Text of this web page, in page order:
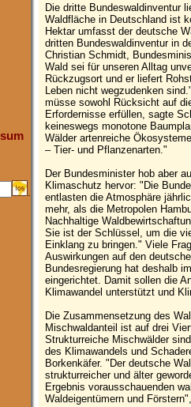
.
Die dritte Bundeswaldinventur
Waldfläche in Deutschland ist
Hektar umfasst der deutsche
dritten Bundeswaldinventur in
Christian Schmidt,
Wald sei für unseren Alltag
Rückzugsort und er liefert
Leben nicht wegzudenken
müsse sowohl Rücksicht auf
Erfordernisse erfüllen, sagte
keineswegs monotone
Wälder artenreiche
– Tier- und Pflanzenarten."
Der Bundesminister hob aber
Klimaschutz hervor: "Die
entlasten die Atmosphäre
mehr, als die Metropolen
Nachhaltige
Sie ist der Schlüssel, um die
Einklang zu bringen." Viele
Auswirkungen auf den
Bundesregierung hat deshalb
eingerichtet. Damit sollen die
Klimawandel unterstützt und
Die Zusammensetzung des
Mischwaldanteil ist auf drei
Strukturreiche Mischwälder
des Klimawandels und
Borkenkäfer. "Der deutsche
strukturreicher und älter
Ergebnis vorausschauenden
Waldeigentümern und